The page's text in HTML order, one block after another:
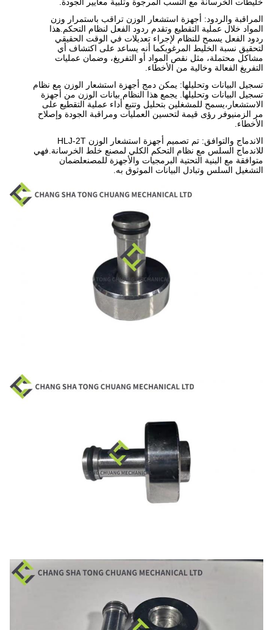
المراقبة والردود: أجهزة استشعار الوزن تراقب باستمرار وزن
المواد خلال عملية التقطيع وتقدم ردود الفعل لنظام التحكم.هذا
ردود الفعل يسمح للنظام لإجراء تعديلات في الوقت الحقيقي
لتحقيق نسبة الخليط المرغوبكما أنه يساعد على اكتشاف أي
مشاكل محتملة، مثل نقص المواد أو التفريغ، وضمان عمليات
التفريغ الفعالة وخالية من الأخطاء.
تسجيل البيانات وتحليلها: يمكن دمج أجهزة استشعار الوزن مع نظام
تسجيل البيانات وتحليلها. يجمع هذا النظام بيانات الوزن من أجهزة
الاستشعار،يسمح للمشغلين بتحليل وتتبع أداء عملية التقطيع على
مر الزمنيوفر رؤى قيمة لتحسين العمليات ومراقبة الجودة وإصلاح
الأخطاء.
الاندماج والتوافق: تم تصميم أجهزة استشعار الوزن HLJ-2T
للاندماج السلس مع نظام التحكم الكلي لمصنع خلط الخرسانة.فهي
متوافقة مع البنية التحتية البرمجيات والأجهزة للمصنعلضمان
التشغيل السلس وتبادل البيانات الموثوق به.